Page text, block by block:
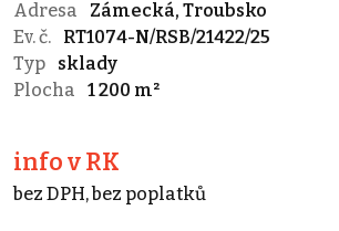
Adresa
Zámecká, Troubsko
Ev. č.
RT1074-N/RSB/21422/25
Typ
sklady
Plocha
1 200 m²
info v RK
bez DPH, bez poplatků